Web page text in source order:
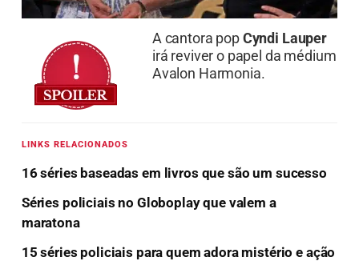
A cantora popCyndi Lauper
irá reviver o papel da médium
Avalon Harmonia.
LINKS RELACIONADOS
16 séries baseadas em livros que são um sucesso
Séries policiais no Globoplay que valem a
maratona
15 séries policiais para quem adora mistério e ação